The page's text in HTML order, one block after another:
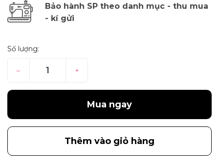
Bảo hành SP theo danh mục - thu mua
- kí gửi
Số lượng:
– +
Mua ngay
Thêm vào giỏ hàng